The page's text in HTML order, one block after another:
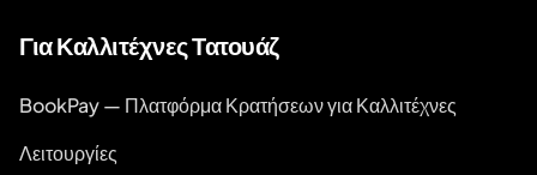
Για Καλλιτέχνες Τατουάζ
BookPay — Πλατφόρμα Κρατήσεων για Καλλιτέχνες
Λειτουργίες